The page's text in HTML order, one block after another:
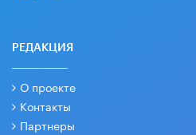
РЕДАКЦИЯ
О проекте
Контакты
Партнеры